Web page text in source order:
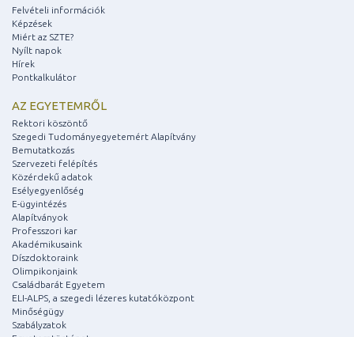
Felvételi információk
Képzések
Miért az SZTE?
Nyílt napok
Hírek
Pontkalkulátor
AZ EGYETEMRŐL
Rektori köszöntő
Szegedi Tudományegyetemért Alapítvány
Bemutatkozás
Szervezeti felépítés
Közérdekű adatok
Esélyegyenlőség
E-ügyintézés
Alapítványok
Professzori kar
Akadémikusaink
Díszdoktoraink
Olimpikonjaink
Családbarát Egyetem
ELI-ALPS, a szegedi lézeres kutatóközpont
Minőségügy
Szabályzatok